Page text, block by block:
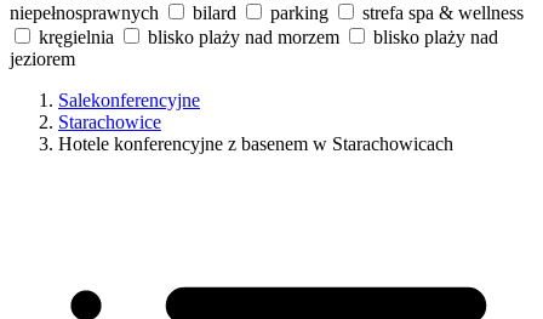
niepełnosprawnych
bilard parking
strefa spa & wellness
kręgielnia
blisko plaży nad morzem
blisko plaży nad
jeziorem
Salekonferencyjne
Starachowice
Hotele konferencyjne z basenem w Starachowicach